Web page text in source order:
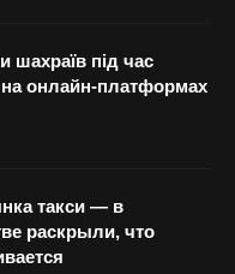
шахраїв під час
на онлайн-платформах
такси — в
раскрыли, что